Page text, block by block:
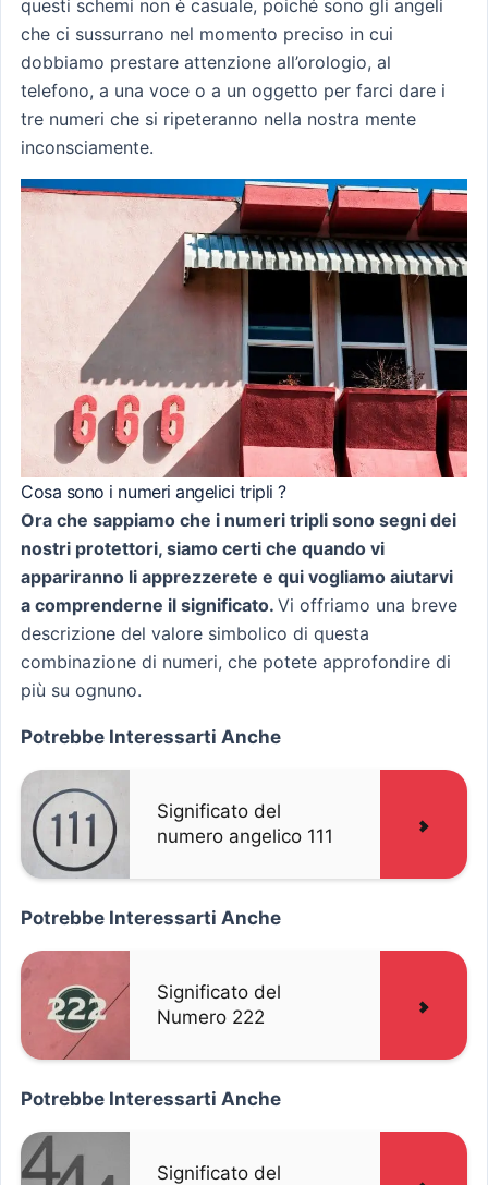
questi schemi non è casuale, poiché sono gli angeli
che ci sussurrano nel momento preciso in cui
dobbiamo prestare attenzione all’orologio, al
telefono, a una voce o a un oggetto per farci dare i
tre numeri che si ripeteranno nella nostra mente
inconsciamente.
Cosa sono i numeri angelici tripli ?
Ora che sappiamo che i numeri tripli sono segni dei
nostri protettori, siamo certi che quando vi
appariranno li apprezzerete e qui vogliamo aiutarvi
a comprenderne il significato.Vi offriamo una breve
descrizione del valore simbolico di questa
combinazione di numeri, che potete approfondire di
più su ognuno.
Potrebbe Interessarti Anche
Significato del
numero angelico 111
Potrebbe Interessarti Anche
Significato del
Numero 222
Potrebbe Interessarti Anche
Significato del